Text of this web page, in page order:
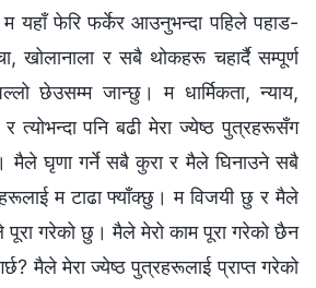
म यहाँ फेरि फर्केर आउनुभन्दा पहिले पहाड-
खोलानाला र सबै थोकहरू चहार्दै सम्पूर्ण
छेउसम्‍म जान्छु। म धार्मिकता, न्याय,
त्योभन्दा पनि बढी मेरा ज्येष्ठ पुत्रहरूसँग
मैले घृणा गर्ने सबै कुरा र मैले घिनाउने सबै
म टाढा फ्याँक्छु। म विजयी छु र मैले
पूरा गरेको छु। मैले मेरो काम पूरा गरेको छैन
मैले मेरा ज्येष्ठ पुत्रहरूलाई प्राप्त गरेको